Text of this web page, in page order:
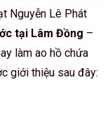
Nguyễn Lê Phát
tại Lâm Đồng –
làm ao hồ chứa
giới thiệu sau đây: